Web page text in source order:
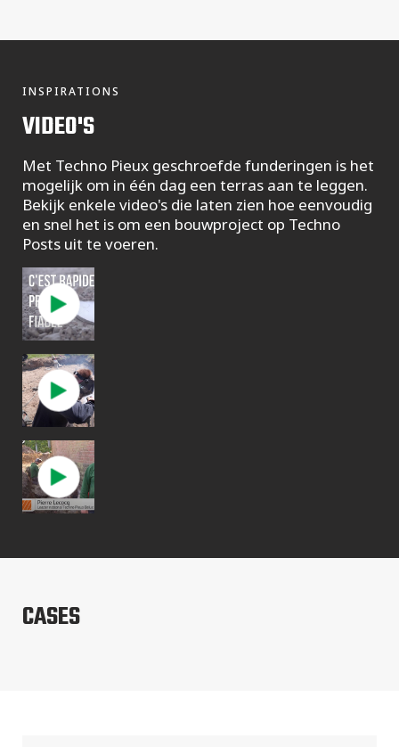
INSPIRATIONS
VIDEO'S
Met Techno Pieux geschroefde funderingen is het
mogelijk om in één dag een terras aan te leggen.
Bekijk enkele video's die laten zien hoe eenvoudig
en snel het is om een ​​bouwproject op Techno
Posts uit te voeren.
CASES